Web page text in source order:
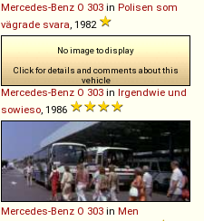
Mercedes-Benz O 303 in Polisen som
vägrade svara, 1982
No image to display
Click for details and comments about this
vehicle
Mercedes-Benz O 303 in Irgendwie und
sowieso, 1986
Mercedes-Benz O 303 in Men